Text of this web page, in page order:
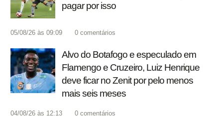
pagar por isso
05/08/26 às 09:09 0 comentários
Alvo do Botafogo e especulado em
Flamengo e Cruzeiro, Luiz Henrique
deve ficar no Zenit por pelo menos
mais seis meses
04/08/26 às 12:13 0 comentários